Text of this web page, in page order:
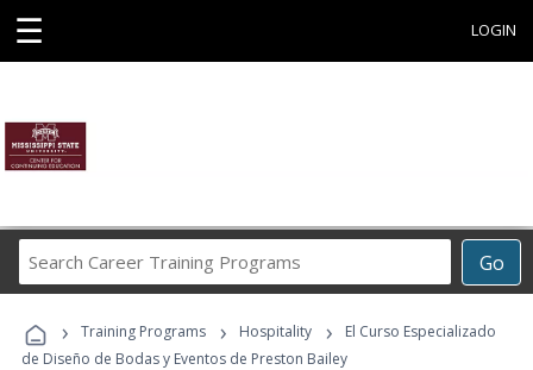
☰ LOGIN
Go
Career
Programs
› Training Programs › Hospitality ›
El Curso Especializado
de Diseño de Bodas y Eventos de Preston Bailey